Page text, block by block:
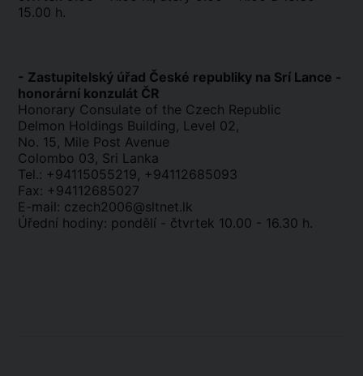
15.00 h.
- Zastupitelský úřad České republiky na Srí Lance -
honorární konzulát ČR
Honorary Consulate of the Czech Republic
Delmon Holdings Building, Level 02,
No. 15, Mile Post Avenue
Colombo 03, Sri Lanka
Tel.: +94115055219, +94112685093
Fax: +94112685027
E-mail: czech2006@sltnet.lk
Úřední hodiny: pondělí - čtvrtek 10.00 - 16.30 h.